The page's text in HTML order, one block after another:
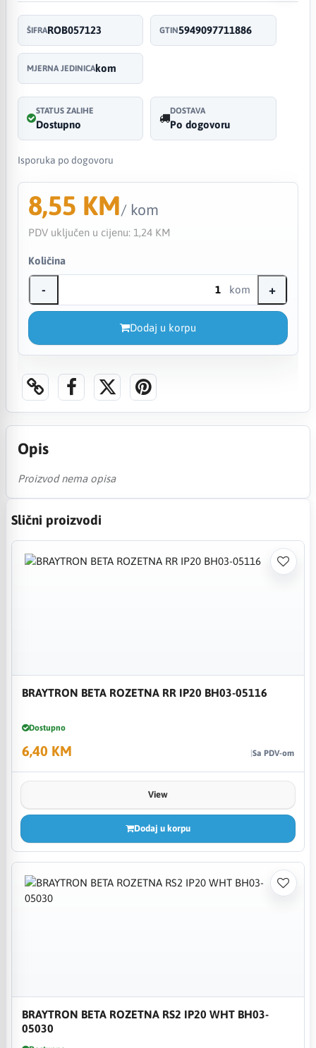
ŠIFRAROB057123 GTIN5949097711886
MJERNA JEDINICAkom
STATUS ZALIHE
Dostupno
DOSTAVA
Po dogovoru
Isporuka po dogovoru
8,55 KM/ kom
PDV uključen u cijenu: 1,24 KM
Količina
- kom +
Dodaj u korpu
Opis
Proizvod nema opisa
Slični proizvodi
BRAYTRON BETA ROZETNA RR IP20 BH03-05116
Dostupno
6,40 KM Sa PDV-om
View
Dodaj u korpu
BRAYTRON BETA ROZETNA RS2 IP20 WHT BH03-
05030